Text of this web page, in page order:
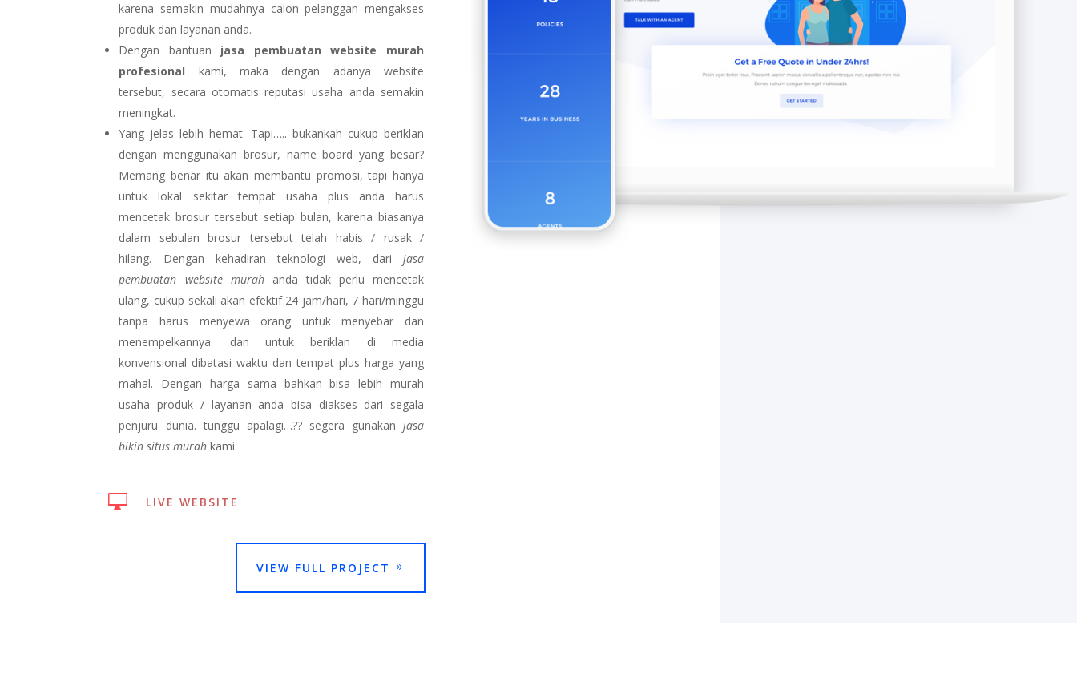
karena semakin mudahnya calon pelanggan mengakses
produk dan layanan anda.
Dengan bantuan jasa pembuatan website murah
profesional kami, maka dengan adanya website
tersebut, secara otomatis reputasi usaha anda semakin
meningkat.
Yang jelas lebih hemat. Tapi….. bukankah cukup beriklan
dengan menggunakan brosur, name board yang besar?
Memang benar itu akan membantu promosi, tapi hanya
untuk lokal sekitar tempat usaha plus anda harus
mencetak brosur tersebut setiap bulan, karena biasanya
dalam sebulan brosur tersebut telah habis / rusak /
hilang. Dengan kehadiran teknologi web, dari jasa
pembuatan website murah anda tidak perlu mencetak
ulang, cukup sekali akan efektif 24 jam/hari, 7 hari/minggu
tanpa harus menyewa orang untuk menyebar dan
menempelkannya. dan untuk beriklan di media
konvensional dibatasi waktu dan tempat plus harga yang
mahal. Dengan harga sama bahkan bisa lebih murah
usaha produk / layanan anda bisa diakses dari segala
penjuru dunia. tunggu apalagi…?? segera gunakan jasa
bikin situs murah kami
 LIVE WEBSITE
VIEW FULL PROJECT